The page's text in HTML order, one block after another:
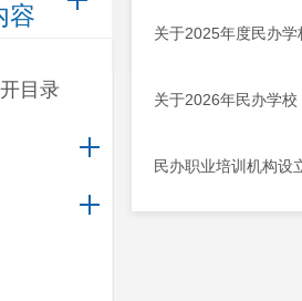
容
目录
关于2025年度民办
关于2026年民办学
民办职业培训机构设